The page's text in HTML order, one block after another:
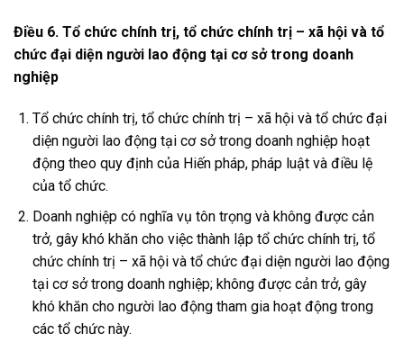
Điều 6. Tổ chức chính trị, tổ chức chính trị – xã hội và tổ
chức đại diện người lao động tại cơ sở trong doanh
nghiệp
Tổ chức chính trị, tổ chức chính trị – xã hội và tổ chức đại
diện người lao động tại cơ sở trong doanh nghiệp hoạt
động theo quy định của Hiến pháp, pháp luật và điều lệ
của tổ chức.
Doanh nghiệp có nghĩa vụ tôn trọng và không được cản
trở, gây khó khăn cho việc thành lập tổ chức chính trị, tổ
chức chính trị – xã hội và tổ chức đại diện người lao động
tại cơ sở trong doanh nghiệp; không được cản trở, gây
khó khăn cho người lao động tham gia hoạt động trong
các tổ chức này.